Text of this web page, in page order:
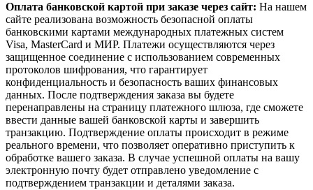
Оплата банковской картой при заказе через сайт: На нашем
сайте реализована возможность безопасной оплаты
банковскими картами международных платежных систем
Visa, MasterCard и МИР. Платежи осуществляются через
защищенное соединение с использованием современных
протоколов шифрования, что гарантирует
конфиденциальность и безопасность ваших финансовых
данных. После подтверждения заказа вы будете
перенаправлены на страницу платежного шлюза, где сможете
ввести данные вашей банковской карты и завершить
транзакцию. Подтверждение оплаты происходит в режиме
реального времени, что позволяет оперативно приступить к
обработке вашего заказа. В случае успешной оплаты на вашу
электронную почту будет отправлено уведомление с
подтверждением транзакции и деталями заказа.